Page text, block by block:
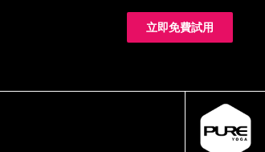
立即免費試用